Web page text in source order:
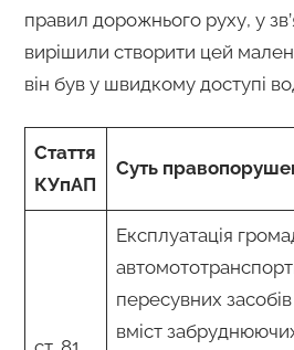
правил дорожнього руху, у
вирішили створити цей
він був у швидкому доступі
Стаття
КУпАП
Суть
Експлуатація
пересувних
вміст